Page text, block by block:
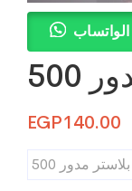
EGP140.00
بلاستر مدور 500